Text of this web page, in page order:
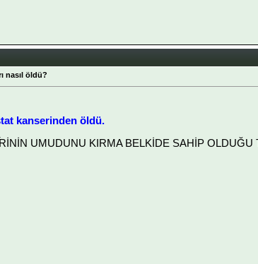
nasıl öldü?
kanserinden öldü.
UMUDUNU KIRMA BELKİDE SAHİP